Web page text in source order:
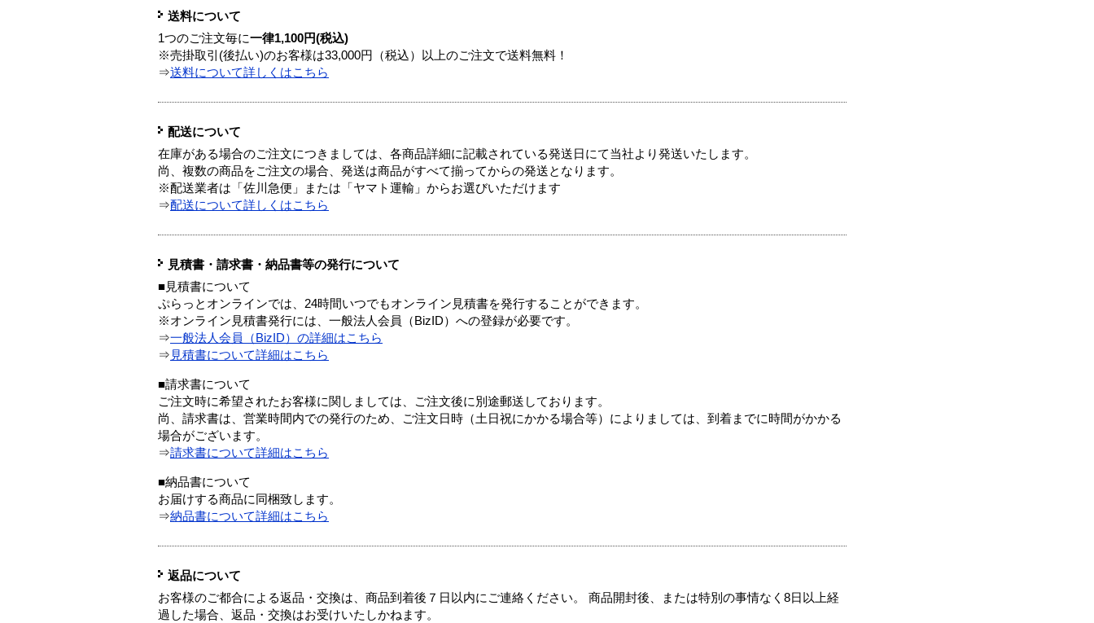
送料について
1つのご注文毎に一律1,100円(税込)
※売掛取引(後払い)のお客様は33,000円（税込）以上のご注文で送料無料！
⇒送料について詳しくはこちら
配送について
在庫がある場合のご注文につきましては、各商品詳細に記載されている発送日にて当社より発送いたします。
尚、複数の商品をご注文の場合、発送は商品がすべて揃ってからの発送となります。
※配送業者は「佐川急便」または「ヤマト運輸」からお選びいただけます
⇒配送について詳しくはこちら
見積書・請求書・納品書等の発行について
■見積書について
ぷらっとオンラインでは、24時間いつでもオンライン見積書を発行することができます。
※オンライン見積書発行には、一般法人会員（BizID）への登録が必要です。
⇒一般法人会員（BizID）の詳細はこちら
⇒ 見積書について詳細はこちら
■請求書について
ご注文時に希望されたお客様に関しましては、ご注文後に別途郵送しております。
尚、請求書は、営業時間内での発行のため、ご注文日時（土日祝にかかる場合等）によりましては、到着までに時間がかかる
場合がございます。
⇒請求書について詳細はこちら
■納品書について
お届けする商品に同梱致します。
⇒納品書について詳細はこちら
返品について
お客様のご都合による返品・交換は、商品到着後７日以内にご連絡ください。 商品開封後、または特別の事情なく8日以上経
過した場合、返品・交換はお受けいたしかねます。